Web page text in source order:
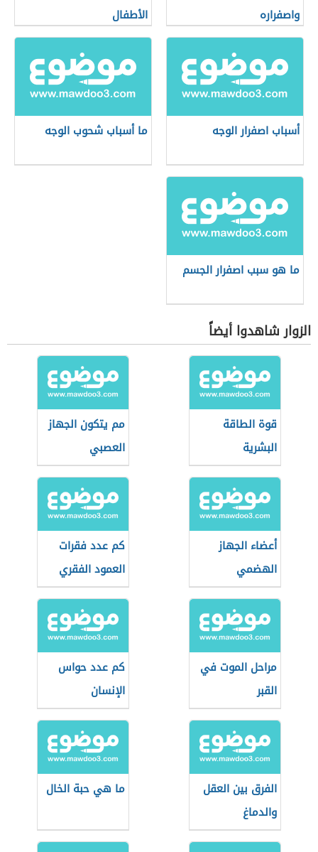
واصفراره
الأطفال
أسباب اصفرار الوجه ما أسباب شحوب الوجه
ما هو سبب اصفرار الجسم
الزوار شاهدوا أيضاً
قوة الطاقة
البشرية
مم يتكون الجهاز
العصبي
أعضاء الجهاز
الهضمي
كم عدد فقرات
العمود الفقري
مراحل الموت في
القبر
كم عدد حواس
الإنسان
الفرق بين العقل
والدماغ
ما هي حبة الخال